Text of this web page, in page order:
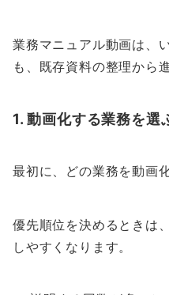
業務マニュアル動画は、
も、既存資料の整理から
1. 動画化する業務を選
最初に、どの業務を動画
優先順位を決めるときは
しやすくなります。